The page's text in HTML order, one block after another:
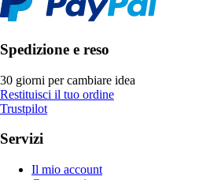
Spedizione e reso
30 giorni per cambiare idea
Restituisci il tuo ordine
Trustpilot
Servizi
Il mio account